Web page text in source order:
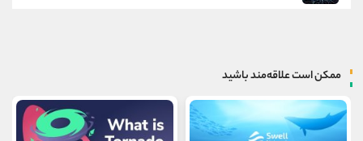
ممکن است علاقه‌مند باشید